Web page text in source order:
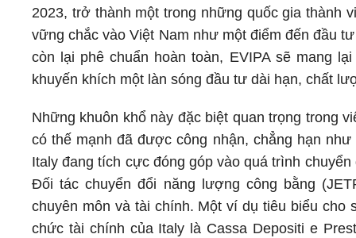
2023, trở thành một trong những quốc gia thành
vững chắc vào Việt Nam như một điểm đến đầu
còn lại phê chuẩn hoàn toàn, EVIPA sẽ mang
khuyến khích một làn sóng đầu tư dài hạn, chất
Những khuôn khổ này đặc biệt quan trọng trong
có thế mạnh đã được công nhận, chẳng hạn
Italy đang tích cực đóng góp vào quá trình
Đối tác chuyển đổi năng lượng công bằng
chuyên môn và tài chính. Một ví dụ tiêu biểu
chức tài chính của Italy là Cassa Depositi e